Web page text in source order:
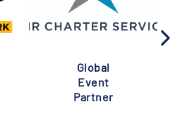
Global
Event
Partner